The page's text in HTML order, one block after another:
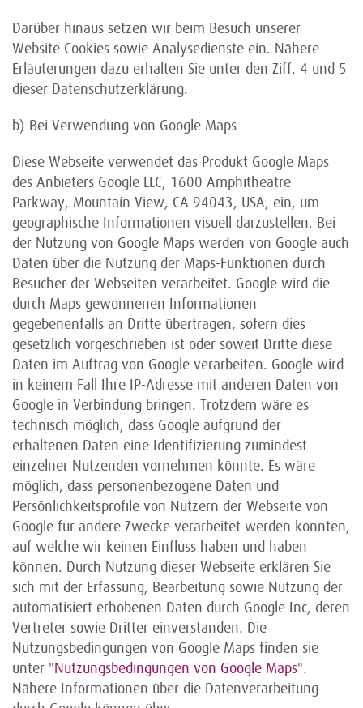
Darüber hinaus setzen wir beim Besuch unserer
Website Cookies sowie Analysedienste ein. Nähere
Erläuterungen dazu erhalten Sie unter den Ziff. 4 und 5
dieser Datenschutzerklärung.
b) Bei Verwendung von Google Maps
Diese Webseite verwendet das Produkt Google Maps
des Anbieters Google LLC, 1600 Amphitheatre
Parkway, Mountain View, CA 94043, USA, ein, um
geographische Informationen visuell darzustellen. Bei
der Nutzung von Google Maps werden von Google auch
Daten über die Nutzung der Maps-Funktionen durch
Besucher der Webseiten verarbeitet. Google wird die
durch Maps gewonnenen Informationen
gegebenenfalls an Dritte übertragen, sofern dies
gesetzlich vorgeschrieben ist oder soweit Dritte diese
Daten im Auftrag von Google verarbeiten. Google wird
in keinem Fall Ihre IP-Adresse mit anderen Daten von
Google in Verbindung bringen. Trotzdem wäre es
technisch möglich, dass Google aufgrund der
erhaltenen Daten eine Identifizierung zumindest
einzelner Nutzenden vornehmen könnte. Es wäre
möglich, dass personenbezogene Daten und
Persönlichkeitsprofile von Nutzern der Webseite von
Google für andere Zwecke verarbeitet werden könnten,
auf welche wir keinen Einfluss haben und haben
können. Durch Nutzung dieser Webseite erklären Sie
sich mit der Erfassung, Bearbeitung sowie Nutzung der
automatisiert erhobenen Daten durch Google Inc, deren
Vertreter sowie Dritter einverstanden. Die
Nutzungsbedingungen von Google Maps finden sie
unter "Nutzungsbedingungen von Google Maps".
Nähere Informationen über die Datenverarbeitung